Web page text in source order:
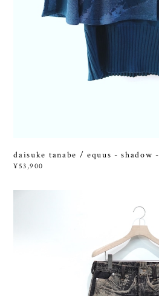
daisuke tanabe / equus - shadow -
¥53,900